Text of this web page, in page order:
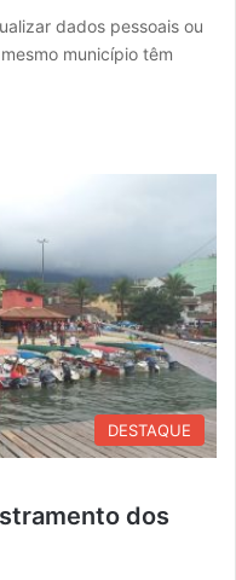
dados pessoais ou
município têm
DESTAQUE
dos